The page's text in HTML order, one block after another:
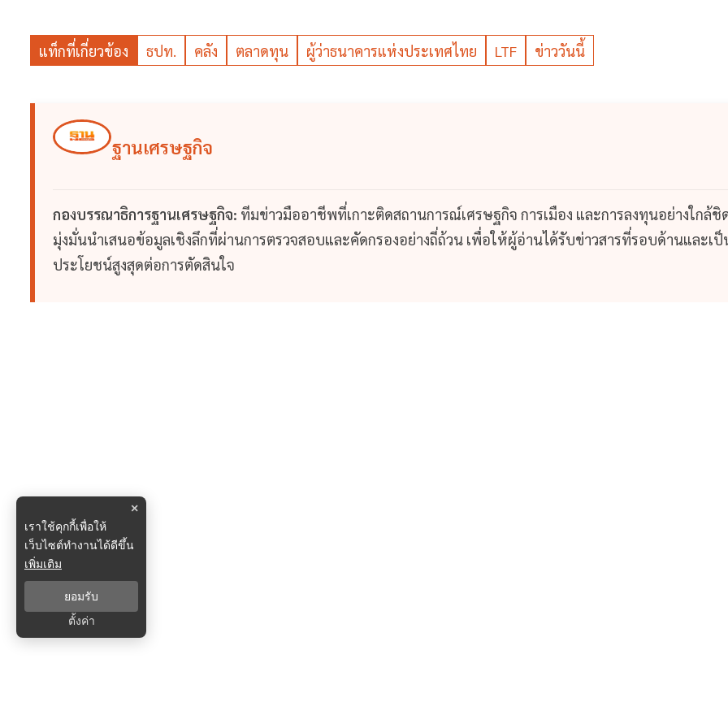
แท็กที่เกี่ยวข้อง ธปท. คลัง ตลาดทุน ผู้ว่าธนาคารแห่งประเทศไทย LTF ข่าววันนี้
ฐานเศรษฐกิจ
กองบรรณาธิการฐานเศรษฐกิจ: ทีมข่าวมืออาชีพที่เกาะติดสถานการณ์เศรษฐกิจ การเมือง และการลงทุนอย่างใกล้ชิ
มุ่งมั่นนำเสนอข้อมูลเชิงลึกที่ผ่านการตรวจสอบและคัดกรองอย่างถี่ถ้วน เพื่อให้ผู้อ่านได้รับข่าวสารที่รอบด้านและเป็
ประโยชน์สูงสุดต่อการตัดสินใจ
×
เราใช้คุกกี้เพื่อให้
เว็บไซต์ทำงานได้ดีขึ้น
เพิ่มเติม
ยอมรับ
ตั้งค่า